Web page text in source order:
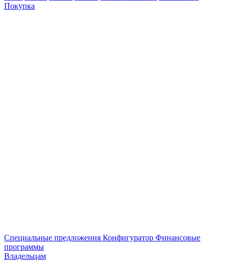
Покупка
Специальные предложения Конфигуратор Финансовые
программы
Владельцам